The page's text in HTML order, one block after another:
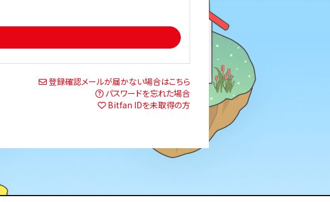
登録確認メールが届かない場合はこちら
パスワードを忘れた場合
Bitfan IDを未取得の方